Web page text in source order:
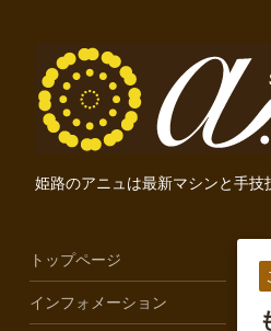
姫路のアニュは最新マシンと手技
トップページ
インフォメーション